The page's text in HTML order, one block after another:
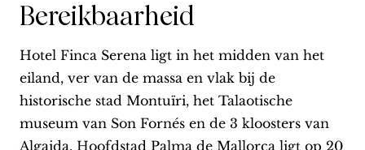
Bereikbaarheid
Hotel Finca Serena ligt in het midden van het
eiland, ver van de massa en vlak bij de
historische stad Montuïri, het Talaotische
museum van Son Fornés en de 3 kloosters van
Algaida. Hoofdstad Palma de Mallorca ligt op 20